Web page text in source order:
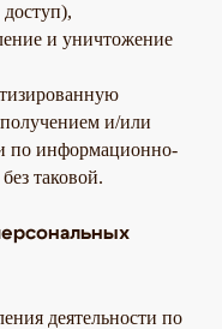
и уничтожение
и/или
по информационно-
таковой.
деятельности по